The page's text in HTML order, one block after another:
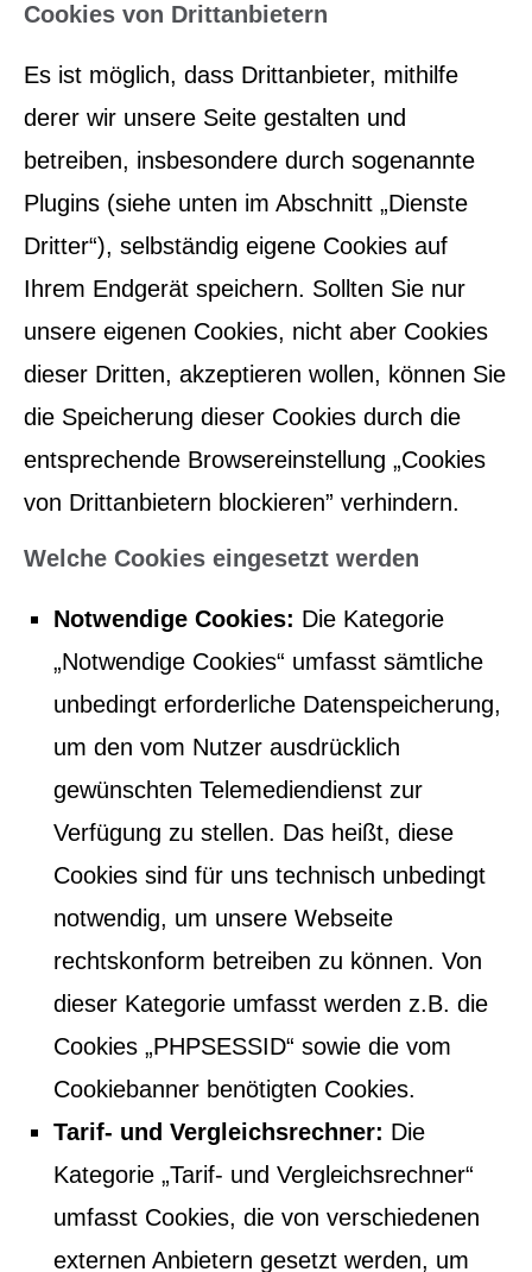
Cookies von Drittanbietern
Es ist möglich, dass Drittanbieter, mithilfe
derer wir unsere Seite gestalten und
betreiben, insbesondere durch sogenannte
Plugins (siehe unten im Abschnitt „Dienste
Dritter“), selbständig eigene Cookies auf
Ihrem Endgerät speichern. Sollten Sie nur
unsere eigenen Cookies, nicht aber Cookies
dieser Dritten, akzeptieren wollen, können Sie
die Speicherung dieser Cookies durch die
entsprechende Browsereinstellung „Cookies
von Drittanbietern blockieren” verhindern.
Welche Cookies eingesetzt werden
Notwendige Cookies: Die Kategorie
„Notwendige Cookies“ umfasst sämtliche
unbedingt erforderliche Datenspeicherung,
um den vom Nutzer ausdrücklich
gewünschten Telemediendienst zur
Verfügung zu stellen. Das heißt, diese
Cookies sind für uns technisch unbedingt
notwendig, um unsere Webseite
rechtskonform betreiben zu können. Von
dieser Kategorie umfasst werden z.B. die
Cookies „PHPSESSID“ sowie die vom
Cookiebanner benötigten Cookies.
Tarif- und Vergleichsrechner: Die
Kategorie „Tarif- und Vergleichsrechner“
umfasst Cookies, die von verschiedenen
externen Anbietern gesetzt werden, um